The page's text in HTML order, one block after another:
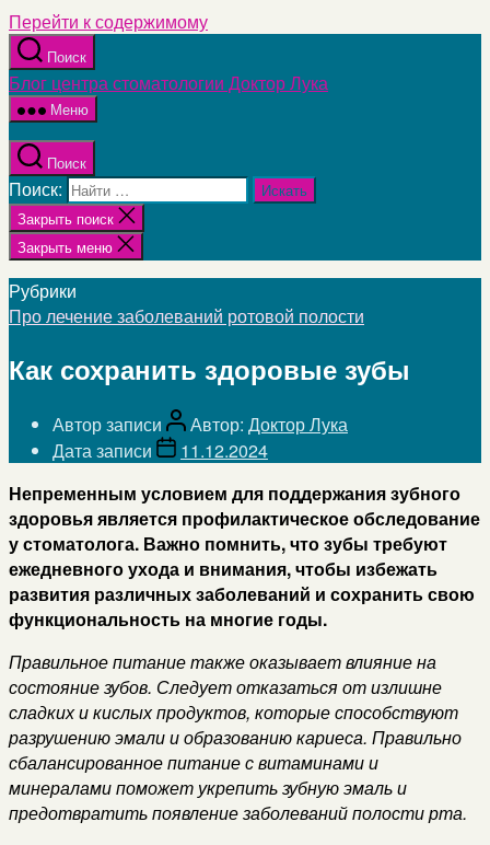
Перейти к содержимому
Поиск
Блог центра стоматологии Доктор Лука
Меню
Поиск
Поиск:
Закрыть поиск
Закрыть меню
Рубрики
Про лечение заболеваний ротовой полости
Как сохранить здоровые зубы
Автор записи Автор: Доктор Лука
Дата записи
11.12.2024
Непременным условием для поддержания зубного
здоровья является профилактическое обследование
у стоматолога. Важно помнить, что зубы требуют
ежедневного ухода и внимания, чтобы избежать
развития различных заболеваний и сохранить свою
функциональность на многие годы.
Правильное питание также оказывает влияние на
состояние зубов. Следует отказаться от излишне
сладких и кислых продуктов, которые способствуют
разрушению эмали и образованию кариеса. Правильно
сбалансированное питание с витаминами и
минералами поможет укрепить зубную эмаль и
предотвратить появление заболеваний полости рта.